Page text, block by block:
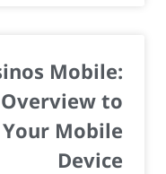
Mobile:
to
Mobile
Device